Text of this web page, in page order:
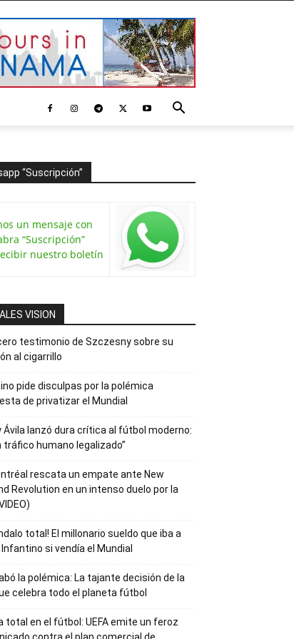
“Suscripción”
un mensaje con
“Suscripción”
nuestro boletín
VISION
testimonio de Szczesny sobre su
al cigarrillo
pide disculpas por la polémica
de privatizar el Mundial
Ávila lanzó dura crítica al fútbol moderno:
tráfico humano legalizado”
rescata un empate ante New
Revolution en un intenso duelo por la
total! El millonario sueldo que iba a
si vendía el Mundial
la polémica: La tajante decisión de la
celebra todo el planeta fútbol
total en el fútbol: UEFA emite un feroz